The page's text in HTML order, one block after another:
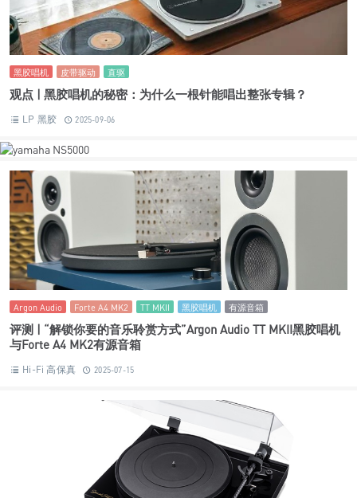
黑胶唱机 皮带驱动 直驱
观点 | 黑胶唱机的秘密：为什么一根针能唱出整张专辑？
LP 黑胶 2025-09-06
Argon Audio Forte A4 MK2 TT MKII 黑胶唱机 有源音箱
评测 | “解锁你要的音乐聆赏方式”Argon Audio TT MKII黑胶唱机
与Forte A4 MK2有源音箱
Hi-Fi 高保真 2025-07-15